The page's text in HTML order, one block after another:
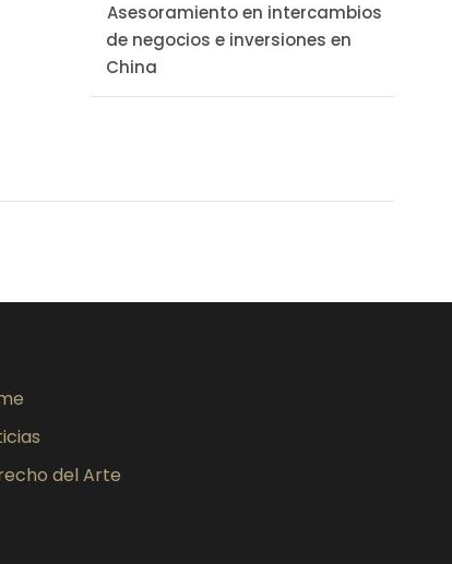
Asesoramiento en intercambios
de negocios e inversiones en
China
del Arte